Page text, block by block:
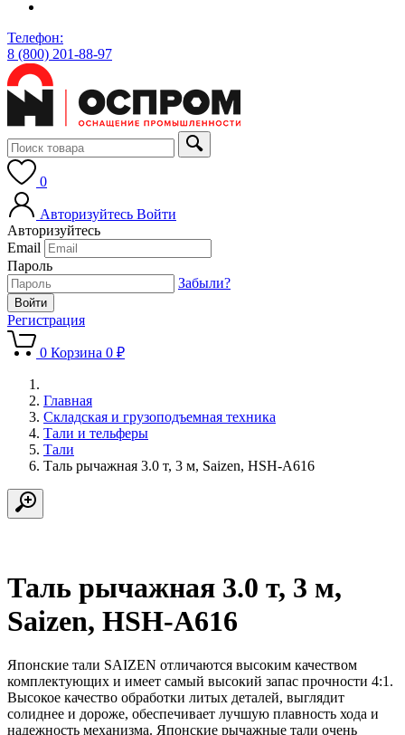
Телефон:
8 (800) 201-88-97
0
Авторизуйтесь Войти
Авторизуйтесь
Email
Пароль
Забыли?
Регистрация
0 Корзина 0 ₽
Главная
Складская и грузоподъемная техника
Тали и тельферы
Тали
Таль рычажная 3.0 т, 3 м, Saizen, HSH-A616
Таль рычажная 3.0 т, 3 м,
Saizen, HSH-A616
Японские тали SAIZEN отличаются высоким качеством
комплектующих и имеет самый высокий запас прочности 4:1.
Высокое качество обработки литых деталей, выглядит
солиднее и дороже, обеспечивает лучшую плавность хода и
надежность механизма. Японские рычажные тали очень